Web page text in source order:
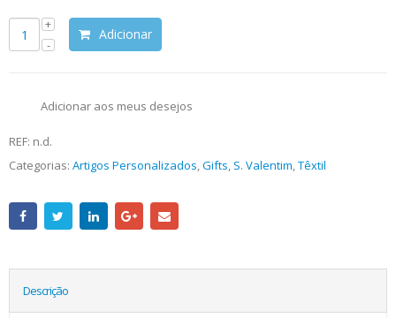
Adicionar
Adicionar aos meus desejos
REF: n.d.
Categorias: Artigos Personalizados,Gifts, S. Valentim,Têxtil
Descrição